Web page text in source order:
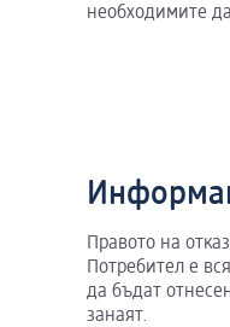
необходимите
Правото на
Потребител е
да бъдат
занаят.